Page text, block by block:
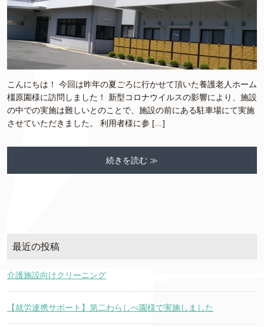
こんにちは！ 今回は昨年の夏ごろに行かせて頂いた養護老人ホーム
橿原園様に訪問しました！ 新型コロナウイルスの影響により、施設
の中での実施は難しいとのことで、施設の前にある駐車場にて実施
させていただきました。 利用者様に参 […]
続きを読む ≫
最近の投稿
介護施設向けクリーニング
【就労連携サポート】第二わらしべ園様で実施しました